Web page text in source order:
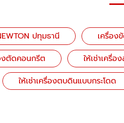
ปทุมธานี เครื่อ
งตัดคอนกรีต ให้เช่าเครื่อ
ให้เช่าเครื่องตบดินแบบกระโดด